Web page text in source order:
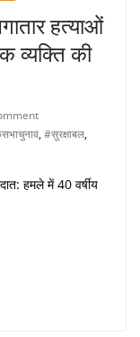
हत्याओं
व्यक्ति की
,#सुरक्षाबल,
हमले में 40 वर्षीय